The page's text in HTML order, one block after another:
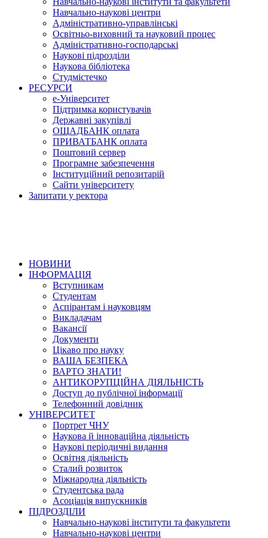
Навчально-наукові центри
Адміністративно-управлінські
Освітньо-виховний та науковий процес
Адміністративно-господарські
Наукові підрозділи
Наукова бібліотека
Студмістечко
РЕСУРСИ
е-Університет
Підтримка користувачів
Державні закупівлі
ОЩАДБАНК оплата
ПРИВАТБАНК оплата
Поштовий сервер
Програмне забезпечення
Інституційний репозитарій
Сайти університету
Запитати у ректора
НОВИНИ
ІНФОРМАЦІЯ
Вступникам
Студентам
Аспірантам і науковцям
Викладачам
Вакансії
Документи
Цікаво про науку
ВАША БЕЗПЕКА
ВАРТО ЗНАТИ!
АНТИКОРУПЦІЙНА ДІЯЛЬНІСТЬ
Доступ до публічної інформації
Телефонний довідник
УНІВЕРСИТЕТ
Портрет ЧНУ
Наукова й інноваційна діяльність
Наукові періодичні видання
Освітня діяльність
Сталий розвиток
Міжнародна діяльність
Студентська рада
Асоціація випускників
ПІДРОЗДІЛИ
Навчально-наукові інститути та факультети
Навчально-наукові центри